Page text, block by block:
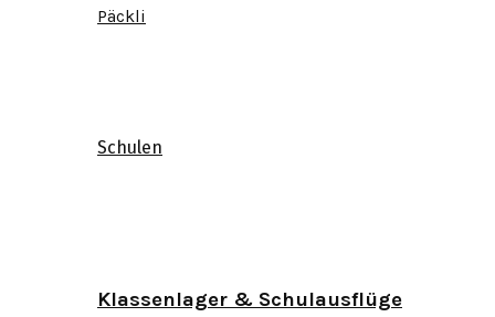
Päckli
Schulen
Klassenlager & Schulausflüge